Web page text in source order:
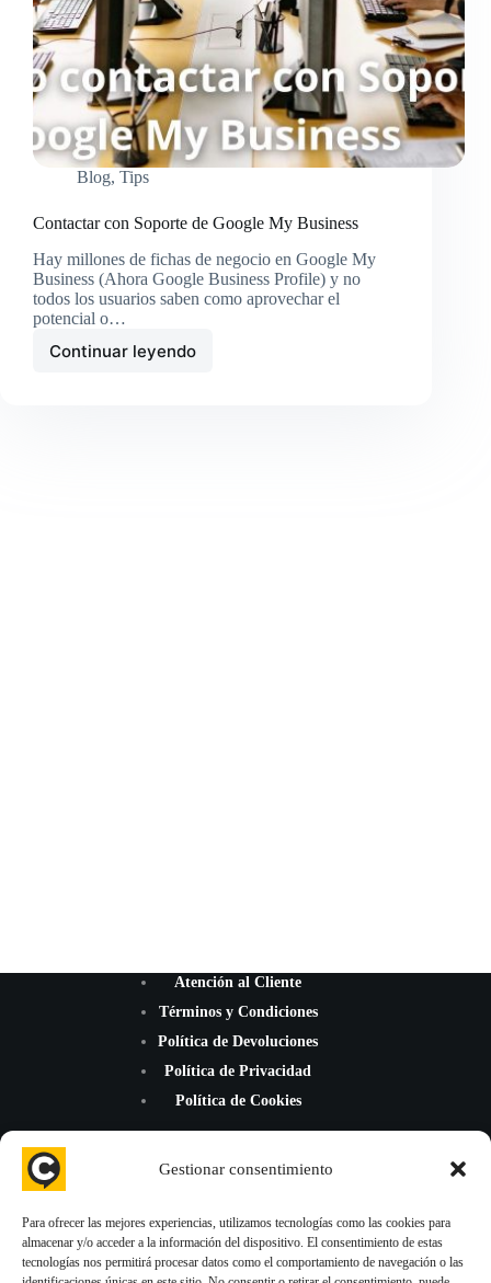
Gestionar consentimiento
Para ofrecer las mejores experiencias, utilizamos tecnologías como las cookies para
almacenar y/o acceder a la información del dispositivo. El consentimiento de estas
tecnologías nos permitirá procesar datos como el comportamiento de navegación o las
Blog, Tips
Contactar con Soporte de Google My Business
Hay millones de fichas de negocio en Google My
Business (Ahora Google Business Profile) y no
todos los usuarios saben como aprovechar el
potencial o…
Continuar leyendo
Contactar
Atención al Cliente
Términos y Condiciones
Política de Devoluciones
Política de Privacidad
Política de Cookies
¡Mejoramos la reputación de tu negocio con nuevas reseñas de
Google Maps, TripAdvisor y Trustpilot!